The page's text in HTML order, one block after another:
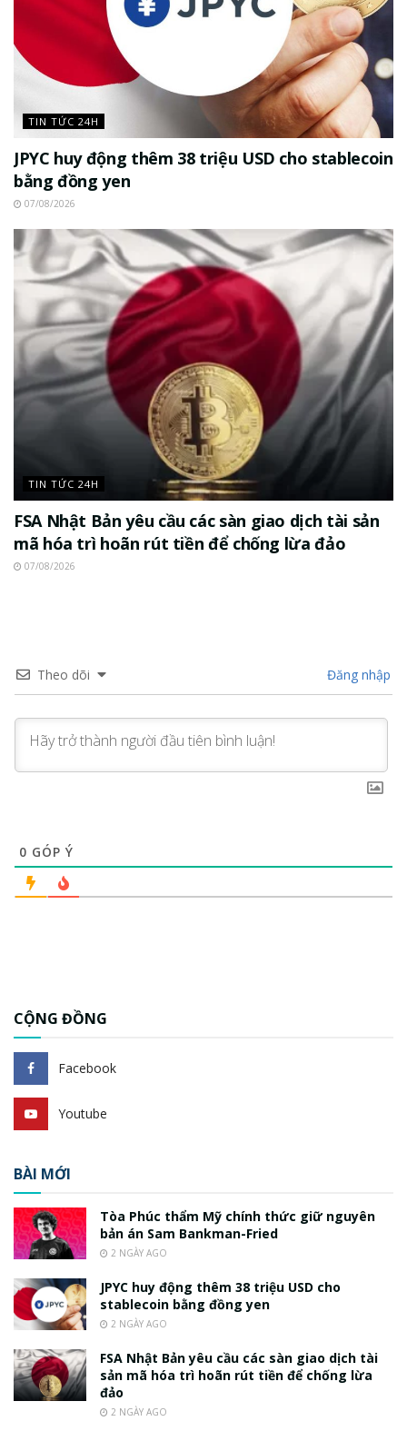
TIN TỨC 24H
JPYC huy động thêm 38 triệu USD cho stablecoin
bằng đồng yen
07/08/2026
TIN TỨC 24H
FSA Nhật Bản yêu cầu các sàn giao dịch tài sản
mã hóa trì hoãn rút tiền để chống lừa đảo
07/08/2026
Theo dõi Đăng nhập
0 GÓP Ý
CỘNG ĐỒNG
Facebook
Youtube
BÀI MỚI
Tòa Phúc thẩm Mỹ chính thức giữ nguyên
bản án Sam Bankman-Fried
2 NGÀY AGO
JPYC huy động thêm 38 triệu USD cho
stablecoin bằng đồng yen
2 NGÀY AGO
FSA Nhật Bản yêu cầu các sàn giao dịch tài
sản mã hóa trì hoãn rút tiền để chống lừa
đảo
2 NGÀY AGO